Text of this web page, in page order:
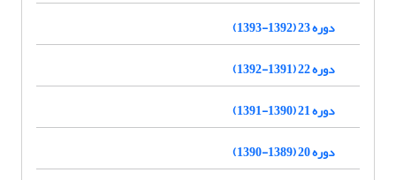
دوره 23 (1392-1393)
دوره 22 (1391-1392)
دوره 21 (1390-1391)
دوره 20 (1389-1390)